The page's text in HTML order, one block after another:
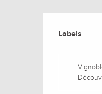
Labels
Labels